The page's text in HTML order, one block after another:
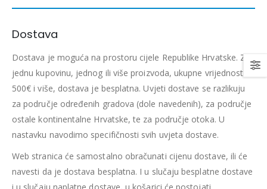
Dostava
Dostava je moguća na prostoru cijele Republike Hrvatske. Za
jednu kupovinu, jednog ili više proizvoda, ukupne vrijednosti
500€ i više, dostava je besplatna. Uvjeti dostave se razlikuju
za područje određenih gradova (dole navedenih), za područje
ostale kontinentalne Hrvatske, te za područje otoka. U
nastavku navodimo specifičnosti svih uvjeta dostave.
Web stranica će samostalno obračunati cijenu dostave, ili će
navesti da je dostava besplatna. I u slučaju besplatne dostave